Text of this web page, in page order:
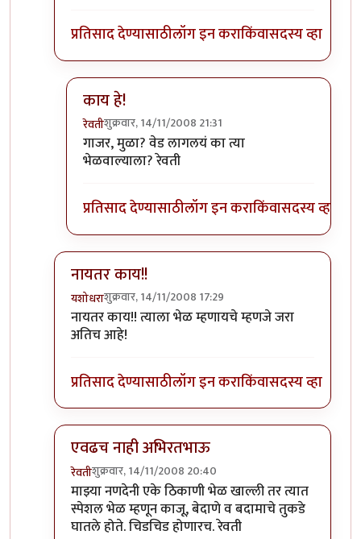
प्रतिसाद देण्यासाठीलॉग इन कराकिंवासदस्य व्हा
काय हे!
रेवतीशुक्रवार, 14/11/2008 21:31
In reply toसहमत आहे ...byछोटा डॉन
गाजर, मुळा? वेड लागलयं का त्या
भेळवाल्याला? रेवती
प्रतिसाद देण्यासाठीलॉग इन कराकिंवासदस्य व्हा
नायतर काय!!
यशोधराशुक्रवार, 14/11/2008 17:29
In reply toउ. बंगलोरमधे बटाटा पक्षाचे राज्य आहे.
नायतर काय!! त्याला भेळ म्हणायचे म्हणजे जरा
अतिच आहे!
प्रतिसाद देण्यासाठीलॉग इन कराकिंवासदस्य व्हा
एवढच नाही अभिरतभाऊ
रेवतीशुक्रवार, 14/11/2008 20:40
In reply toउ. बंगलोरमधे बटाटा पक्षाचे राज्य आहे.
माझ्या नणदेनी एके ठिकाणी भेळ खाल्ली तर त्यात
स्पेशल भेळ म्हणून काजू, बेदाणे व बदामाचे तुकडे
घातले होते. चिडचिड होणारच. रेवती